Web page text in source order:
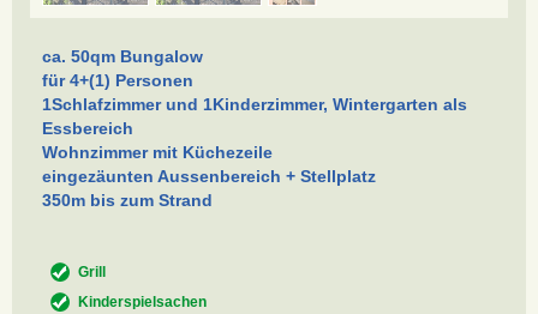
ca. 50qm Bungalow
für 4+(1) Personen
1Schlafzimmer und 1Kinderzimmer, Wintergarten als
Essbereich
Wohnzimmer mit Küchezeile
eingezäunten Aussenbereich + Stellplatz
350m bis zum Strand
Grill
Kinderspielsachen